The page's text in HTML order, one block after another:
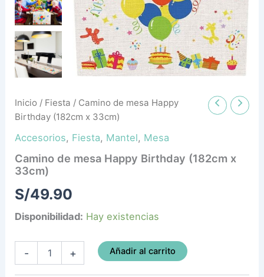
Inicio / Fiesta / Camino de mesa Happy
Birthday (182cm x 33cm)
Accesorios, Fiesta, Mantel, Mesa
Camino de mesa Happy Birthday (182cm x
33cm)
S/49.90
Disponibilidad: Hay existencias
- + Añadir al carrito